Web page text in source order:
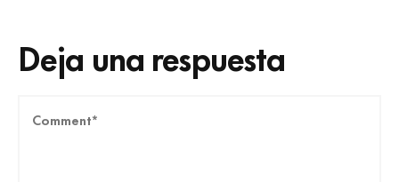
Deja una respuesta